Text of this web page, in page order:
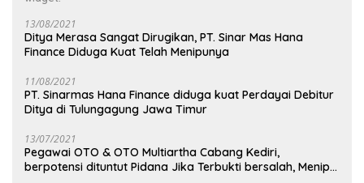
13/08/2021
Ditya Merasa Sangat Dirugikan, PT. Sinar Mas Hana
Finance Diduga Kuat Telah Menipunya
11/08/2021
PT. Sinarmas Hana Finance diduga kuat Perdayai Debitur
Ditya di Tulungagung Jawa Timur
13/07/2021
Pegawai OTO & OTO Multiartha Cabang Kediri,
berpotensi dituntut Pidana Jika Terbukti bersalah, Menipu